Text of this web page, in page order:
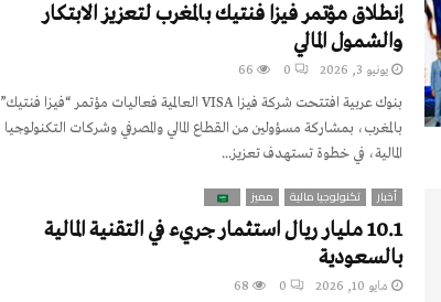
إنطلاق مؤتمر فيزا فنتيك بالمغرب لتعزيز الابتكار
والشمول المالي
يونيو 3, 2026 0
66
بنوك عربية افتتحت شركة فيزا VISA العالمية فعاليات مؤتمر “فيزا فنتيك”
بالمغرب، بمشاركة مسؤولين من القطاع المالي والمصرفي وشركات التكنولوجيا
المالية، في خطوة تستهدف تعزيز...
أخبار تكنولوجيا مالية مميز
10.1 مليار ريال استثمار جريء في التقنية المالية
بالسعودية
مايو 10, 2026 0
68